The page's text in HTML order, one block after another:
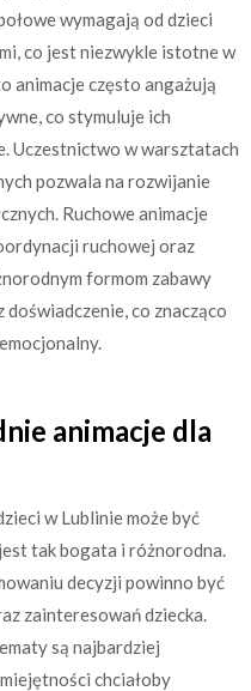
wymagają od dzieci
co jest niezwykle istotne w
animacje często angażują
co stymuluje ich
Uczestnictwo w warsztatach
pozwala na rozwijanie
Ruchowe animacje
ruchowej oraz
formom zabawy
co znacząco
animacje dla
w Lublinie może być
tak bogata i różnorodna.
decyzji powinno być
zainteresowań dziecka.
są najbardziej
chciałoby